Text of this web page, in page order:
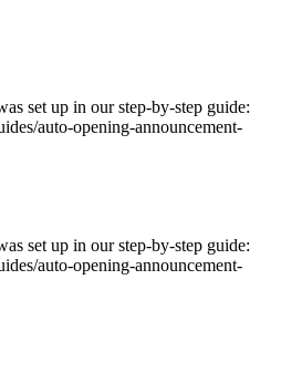
set up in our step-by-step guide:
auto-opening-announcement-
set up in our step-by-step guide:
auto-opening-announcement-